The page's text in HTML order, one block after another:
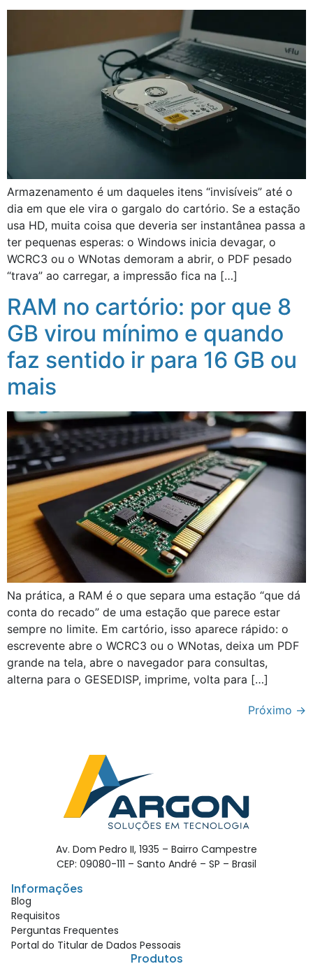
Armazenamento é um daqueles itens “invisíveis” até o
dia em que ele vira o gargalo do cartório. Se a estação
usa HD, muita coisa que deveria ser instantânea passa a
ter pequenas esperas: o Windows inicia devagar, o
WCRC3 ou o WNotas demoram a abrir, o PDF pesado
“trava” ao carregar, a impressão fica na […]
RAM no cartório: por que 8
GB virou mínimo e quando
faz sentido ir para 16 GB ou
mais
Na prática, a RAM é o que separa uma estação “que dá
conta do recado” de uma estação que parece estar
sempre no limite. Em cartório, isso aparece rápido: o
escrevente abre o WCRC3 ou o WNotas, deixa um PDF
grande na tela, abre o navegador para consultas,
alterna para o GESEDISP, imprime, volta para […]
Próximo →
Av. Dom Pedro II, 1935 – Bairro Campestre
CEP: 09080-111 – Santo André – SP – Brasil
Informações
Blog
Requisitos
Perguntas Frequentes
Portal do Titular de Dados Pessoais
Produtos